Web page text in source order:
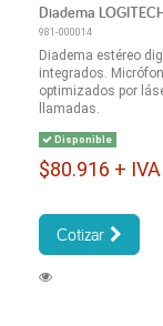
Diadema
981-000014
Diadema estéreo
integrados.
optimizados por
llamadas.
Disponible
$80.916 + IVA
Cotizar